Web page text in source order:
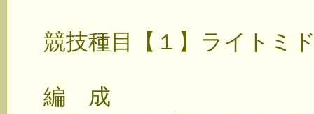
競技種目【１】ライトミ
編 成